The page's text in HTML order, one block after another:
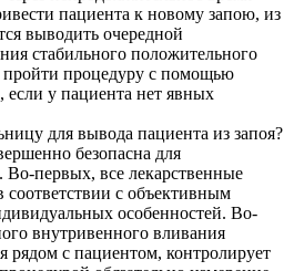
пациента к новому запою, из
выводить очередной
стабильного положительного
пройти процедуру с помощью
если у пациента нет явных
для вывода пациента из запоя?
безопасна для
Во-первых, все лекарственные
с объективным
особенностей. Во-
внутривенного вливания
рядом с пациентом, контролирует